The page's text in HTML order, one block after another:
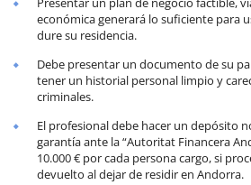
económica generará lo suficiente para
dure su residencia.
Debe presentar un documento de su
tener un historial personal limpio y
criminales.
El profesional debe hacer un depósito
garantía ante la “Autoritat Financera
10.000 € por cada persona cargo, si
devuelto al dejar de residir en Andorra.